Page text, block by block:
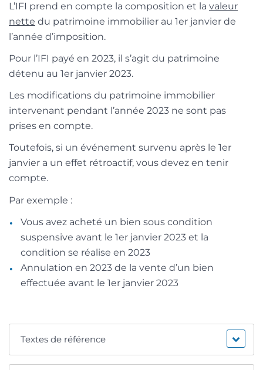
L’IFI prend en compte la composition et la valeur
nette du patrimoine immobilier au 1er janvier de
l’année d’imposition.
Pour l’IFI payé en 2023, il s’agit du patrimoine
détenu au 1er janvier 2023.
Les modifications du patrimoine immobilier
intervenant pendant l’année 2023 ne sont pas
prises en compte.
Toutefois, si un événement survenu après le 1er
janvier a un effet rétroactif, vous devez en tenir
compte.
Par exemple :
Vous avez acheté un bien sous condition
suspensive avant le 1er janvier 2023 et la
condition se réalise en 2023
Annulation en 2023 de la vente d’un bien
effectuée avant le 1er janvier 2023
Textes de référence